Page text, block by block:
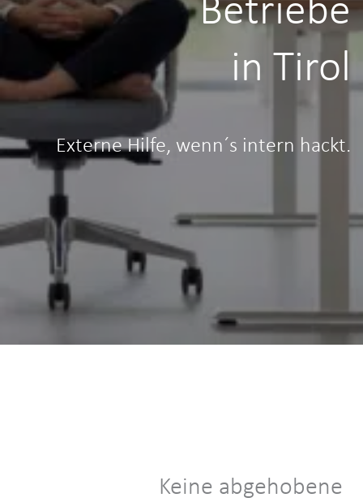
Betriebe
in Tirol
Externe Hilfe, wenn´s intern hackt.
Keine abgehobene